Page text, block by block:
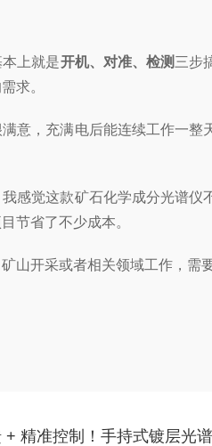
上就是开机、对准、检测 三步
求。
，充满电后能连续工作一整
觉这款矿石化学成分光谱仪
节省了不少成本。
开采或者相关领域工作，需
+ 精准控制！手持式镀层光